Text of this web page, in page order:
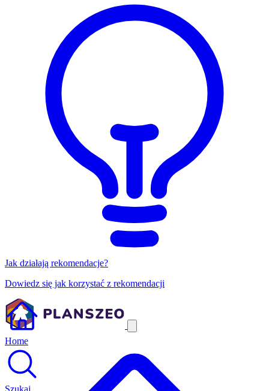
Jak działają rekomendacje?
Dowiedz się jak korzystać z rekomendacji
Home
Szukaj